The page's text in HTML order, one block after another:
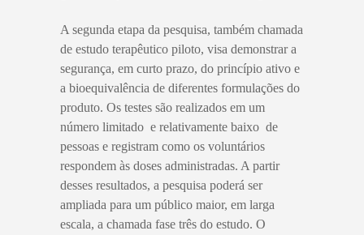
A segunda etapa da pesquisa, também chamada
de estudo terapêutico piloto, visa demonstrar a
segurança, em curto prazo, do princípio ativo e
a bioequivalência de diferentes formulações do
produto. Os testes são realizados em um
número limitado  e relativamente baixo  de
pessoas e registram como os voluntários
respondem às doses administradas. A partir
desses resultados, a pesquisa poderá ser
ampliada para um público maior, em larga
escala, a chamada fase três do estudo. O